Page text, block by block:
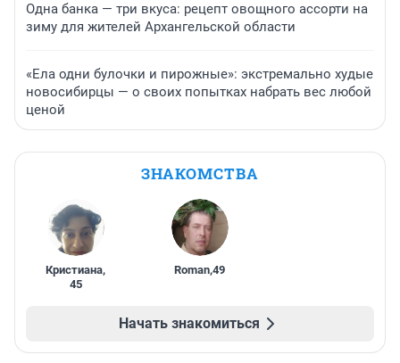
Одна банка — три вкуса: рецепт овощного ассорти на
зиму для жителей Архангельской области
«Ела одни булочки и пирожные»: экстремально худые
новосибирцы — о своих попытках набрать вес любой
ценой
ЗНАКОМСТВА
Кристиана,
45
Roman,49
Начать знакомиться